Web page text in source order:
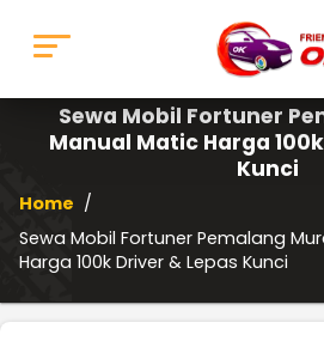
Sewa Mobil Fortuner
Manual Matic Harga
Kunci
Home /
Sewa Mobil Fortuner Pemalang
Harga 100k Driver & Lepas Kunci